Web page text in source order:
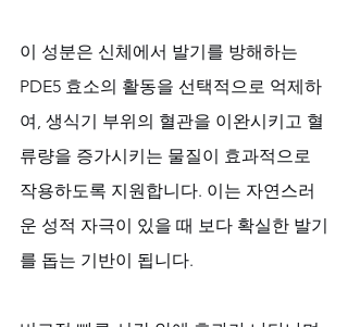
이 성분은 신체에서 발기를 방해하는
PDE5 효소의 활동을 선택적으로 억제하
여, 생식기 부위의 혈관을 이완시키고 혈
류량을 증가시키는 물질이 효과적으로
작용하도록 지원합니다. 이는 자연스러
운 성적 자극이 있을 때 보다 확실한 발기
를 돕는 기반이 됩니다.